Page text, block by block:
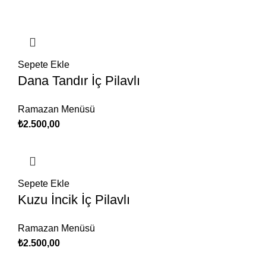
Sepete Ekle
Dana Tandır İç Pilavlı
Ramazan Menüsü
₺2.500,00
Sepete Ekle
Kuzu İncik İç Pilavlı
Ramazan Menüsü
₺2.500,00